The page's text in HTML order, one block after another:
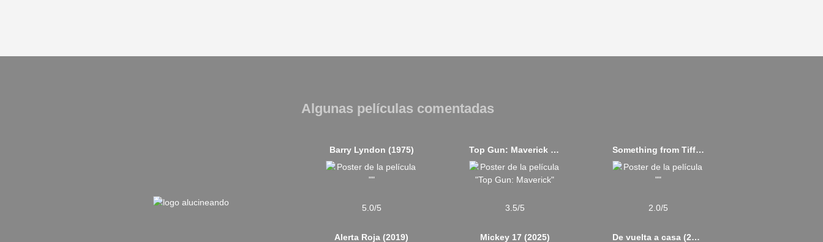
Algunas películas comentadas
Barry Lyndon (1975)
5.0/5
Top Gun: Maverick (2022)
3.5/5
Something from Tiffany's (2022)
2.0/5
Alerta Roja (2019) Mickey 17 (2025) De vuelta a casa (2017)